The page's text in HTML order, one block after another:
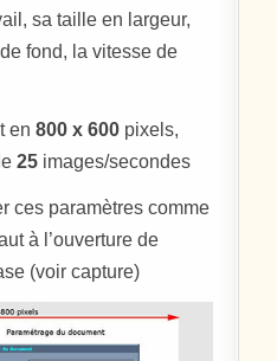
sa taille en largeur,
fond, la vitesse de
en800 x 600 pixels,
25 images/secondes
ces paramètres comme
à l’ouverture de
(voir capture)